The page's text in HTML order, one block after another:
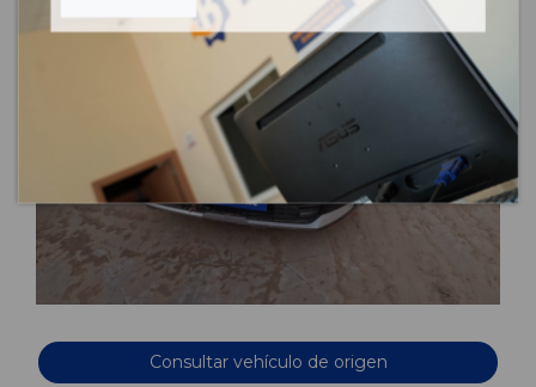
Consultar vehículo de origen